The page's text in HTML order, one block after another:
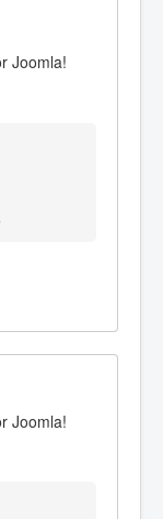
Joomla!
Joomla!